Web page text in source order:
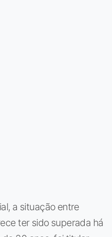
a situação entre
ter sido superada há